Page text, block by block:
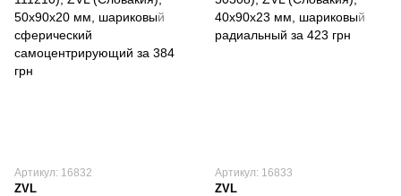
Артикул: 16832
ZVL
Артикул: 16833
ZVL